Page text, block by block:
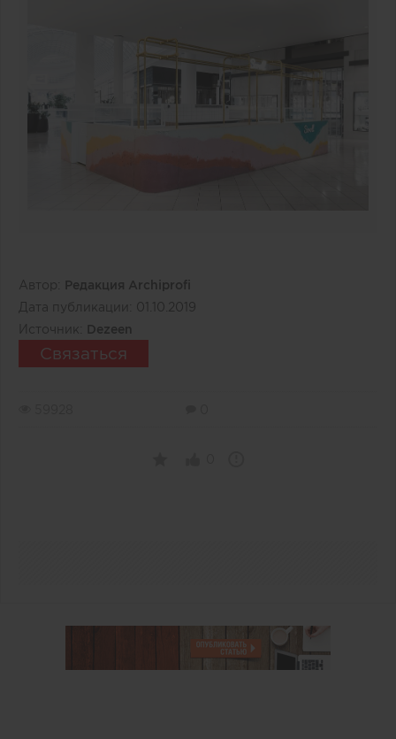
Автор:
Редакция Archiprofi
Дата публикации: 01.10.2019
Источник:
Dezeen
Связаться